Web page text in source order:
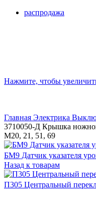
распродажа
Нажмите, чтобы
Главная Электрика
3710050-Д Крышка
М20, 21, 51, 69
БМ9 Датчик указателя
Назад к товарам
П305 Центральный